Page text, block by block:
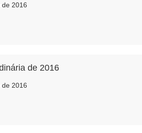
de 2016
de 2016
de 2016